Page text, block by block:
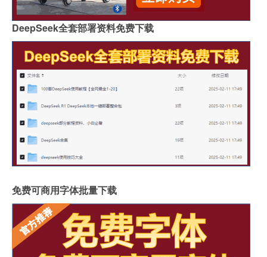
DeepSeek全套部署资料免费下载
免费可商用字体批量下载